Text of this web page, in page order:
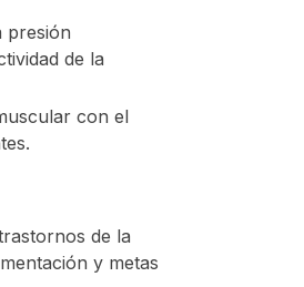
presión
de la
con el
de la
y metas